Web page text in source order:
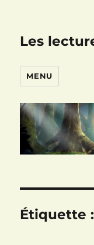
Les
MENU
Étiquette